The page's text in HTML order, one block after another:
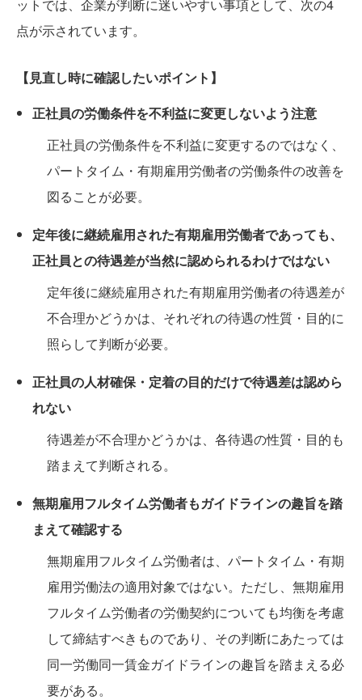
ットでは、企業が判断に迷いやすい事項として、次の4
点が示されています。
【見直し時に確認したいポイント】
正社員の労働条件を不利益に変更しないよう注意
正社員の労働条件を不利益に変更するのではなく、
パートタイム・有期雇用労働者の労働条件の改善を
図ることが必要。
定年後に継続雇用された有期雇用労働者であっても、
正社員との待遇差が当然に認められるわけではない
定年後に継続雇用された有期雇用労働者の待遇差が
不合理かどうかは、それぞれの待遇の性質・目的に
照らして判断が必要。
正社員の人材確保・定着の目的だけで待遇差は認めら
れない
待遇差が不合理かどうかは、各待遇の性質・目的も
踏まえて判断される。
無期雇用フルタイム労働者もガイドラインの趣旨を踏
まえて確認する
無期雇用フルタイム労働者は、パートタイム・有期
雇用労働法の適用対象ではない。ただし、無期雇用
フルタイム労働者の労働契約についても均衡を考慮
して締結すべきものであり、その判断にあたっては
同一労働同一賃金ガイドラインの趣旨を踏まえる必
要がある。